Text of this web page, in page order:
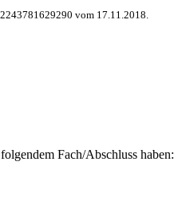
vom 17.11.2018.
Fach/Abschluss haben: